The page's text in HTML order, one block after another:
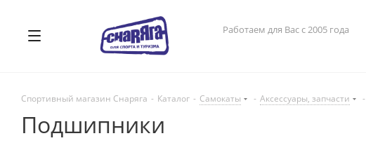
Работаем для Вас с 2005 года
Спортивный магазин Снаряга - Каталог - Самокаты - Аксессуары, запчасти -
Подшипники